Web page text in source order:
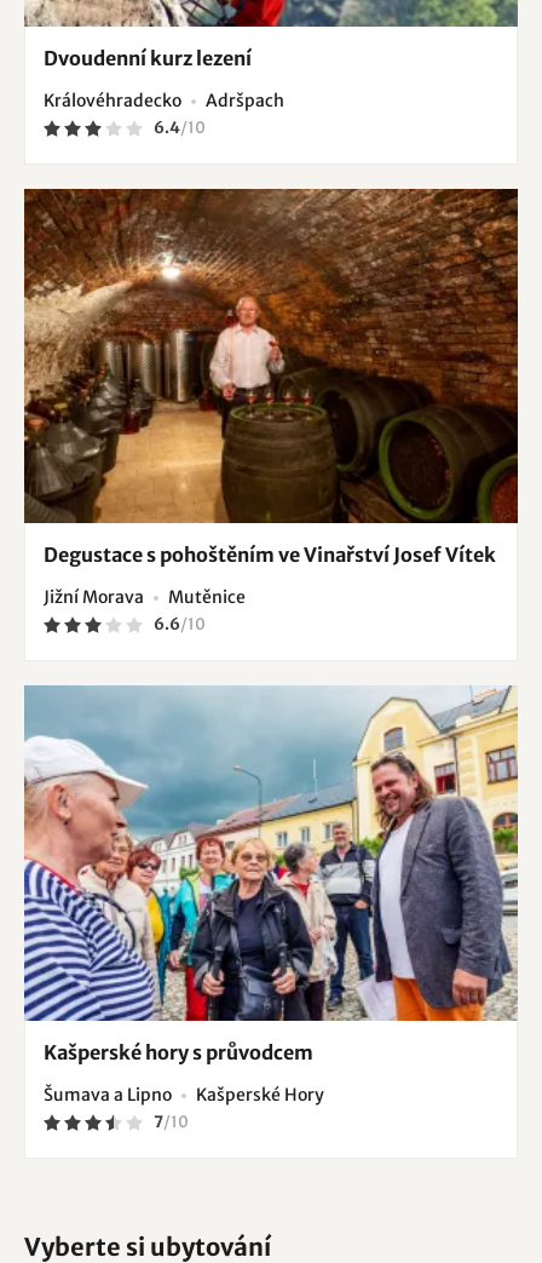
Dvoudenní kurz lezení
Královéhradecko Adršpach
6.4/10
Degustace s pohoštěním ve Vinařství Josef Vítek
Jižní Morava Mutěnice
6.6/10
Kašperské hory s průvodcem
Šumava a Lipno Kašperské Hory
7/10
Vyberte si ubytování